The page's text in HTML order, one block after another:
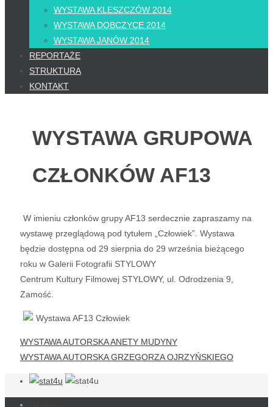
WYSTAWA KLESZCZÓW 2014
WYSTAWA DOBCZYCE 2014
WYSTAWA JANÓW 2014
REPORTAŻE
STRUKTURA
KONTAKT
WYSTAWA GRUPOWA
CZŁONKÓW AF13
W imieniu członków grupy AF13 serdecznie zapraszamy na
wystawę przeglądową pod tytułem „Człowiek”. Wystawa
będzie dostępna od 29 sierpnia do 29 września bieżącego
roku w Galerii Fotografii STYLOWY
Centrum Kultury Filmowej STYLOWY, ul. Odrodzenia 9,
Zamość.
WYSTAWA AUTORSKA ANETY MUDYNY
WYSTAWA AUTORSKA GRZEGORZA OJRZYŃSKIEGO